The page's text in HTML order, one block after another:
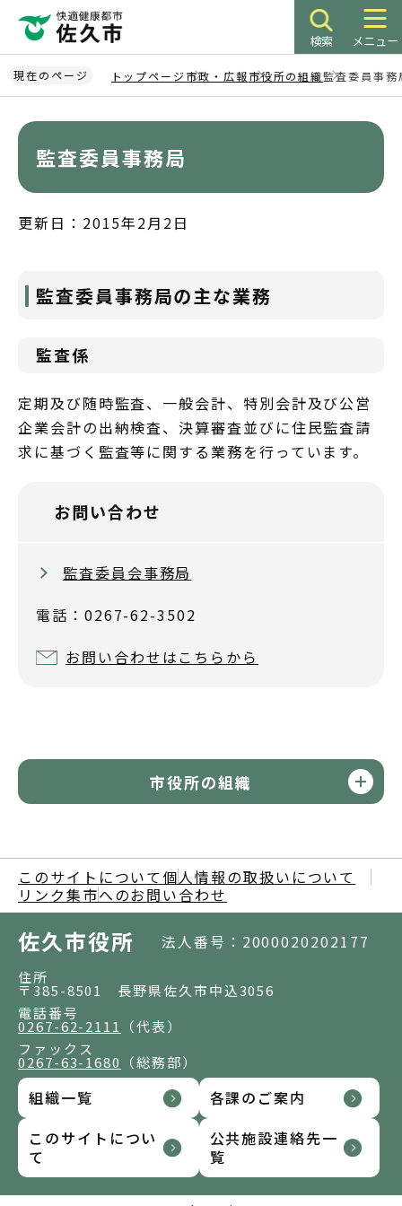
ペ
ー
ジ
検索 メニュー
現在のページ トップページ 市政・広報市役所の組織監査委員事務
監査委員事務局
更新日：2015年2月2日
監査委員事務局の主な業務
監査係
定期及び随時監査、一般会計、特別会計及び公営
企業会計の出納検査、決算審査並びに住民監査請
求に基づく監査等に関する業務を行っています。
お問い合わせ
監査委員会事務局
電話：0267-62-3502
お問い合わせはこちらから
市役所の組織
このサイトについて 個人情報の取扱いについて
リンク集市へのお問い合わせ
佐久市役所 法人番号：2000020202177
住所
〒385-8501 長野県佐久市中込3056
電話番号
0267-62-2111
（代表）
ファックス
0267-63-1680 （総務部）
組織一覧
各課のご案内
このサイトについ
て
公共施設連絡先一
覧